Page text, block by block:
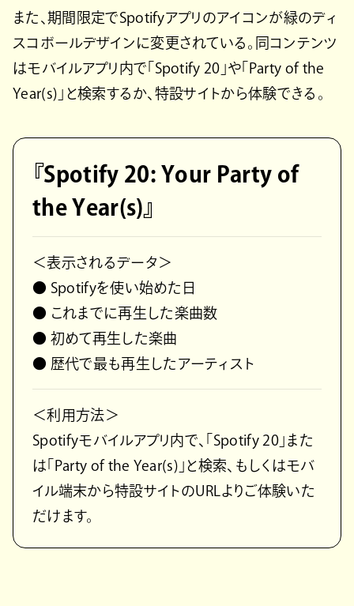
また、期間限定でSpotifyアプリのアイコンが緑のディ
スコボールデザインに変更されている。同コンテンツ
はモバイルアプリ内で「Spotify 20」や「Party of the
Year(s)」と検索するか、特設サイトから体験できる。
『Spotify 20: Your Party of
the Year(s)』
＜表示されるデータ＞
● Spotifyを使い始めた日
● これまでに再生した楽曲数
● 初めて再生した楽曲
● 歴代で最も再生したアーティスト
＜利用方法＞
Spotifyモバイルアプリ内で、「Spotify 20」また
は「Party of the Year(s)」と検索、もしくはモバ
イル端末から特設サイトのURLよりご体験いた
だけます。